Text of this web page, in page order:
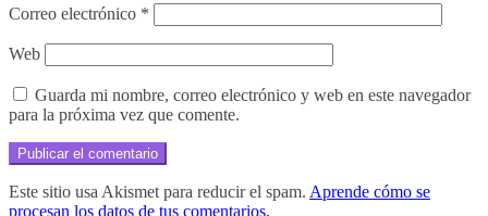
Correo electrónico *
Web
Guarda mi nombre, correo electrónico y web en este navegador
para la próxima vez que comente.
Este sitio usa Akismet para reducir el spam. Aprende cómo se
procesan los datos de tus comentarios.